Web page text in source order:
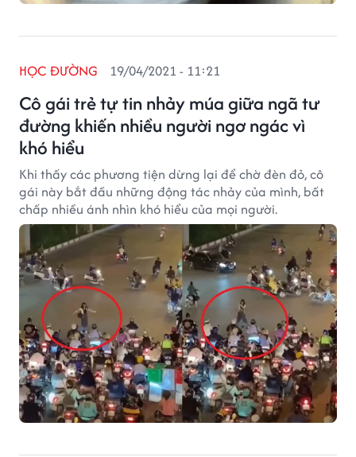
Cô gái trẻ tự tin nhảy múa giữa ngã tư
đường khiến nhiều người ngơ ngác vì
khó hiểu
HỌC ĐƯỜNG 19/04/2021 - 11:21
Khi thấy các phương tiện dừng lại để chờ đèn đỏ, cô
gái này bắt đầu những động tác nhảy của mình, bất
chấp nhiều ánh nhìn khó hiểu của mọi người.